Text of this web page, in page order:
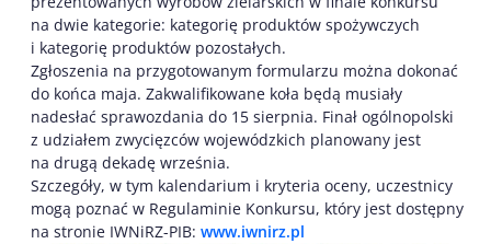
na dwie kategorie: kategorię produktów spożywczych
i kategorię produktów pozostałych.
Zgłoszenia na przygotowanym formularzu można dokonać
do końca maja. Zakwalifikowane koła będą musiały
nadesłać sprawozdania do 15 sierpnia. Finał ogólnopolski
z udziałem zwycięzców wojewódzkich planowany jest
na drugą dekadę września.
Szczegóły, w tym kalendarium i kryteria oceny, uczestnicy
mogą poznać w Regulaminie Konkursu, który jest dostępny
na stronie IWNiRZ-PIB: www.iwnirz.pl